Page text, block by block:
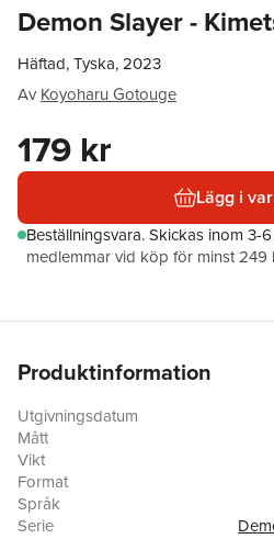
Demon Slayer -
Häftad, Tyska, 2023
Av Koyoharu Gotouge
179 kr
Lägg i
Beställningsvara.Skickas inom 3-
medlemmar vid köp för minst 249
Produktinformation
Utgivningsdatum
Mått
Vikt
Format
Språk
Serie